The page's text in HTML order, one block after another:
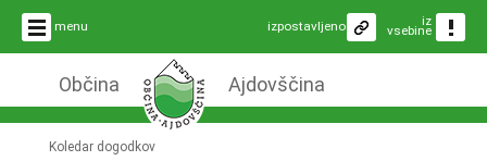
menu iz
vsebine
izpostavljeno
Občina Ajdovščina
Koledar dogodkov